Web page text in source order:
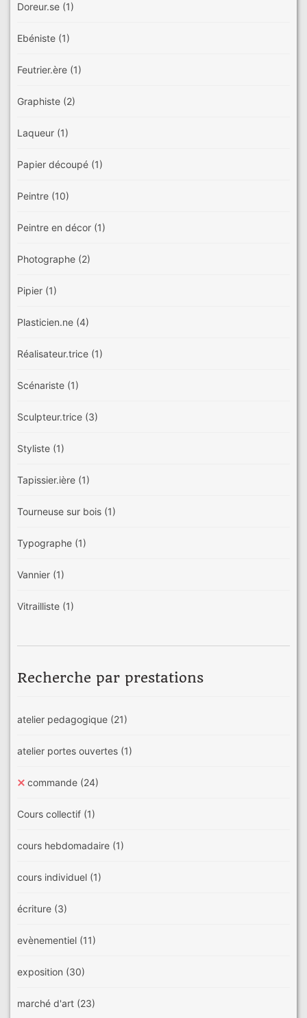
Doreur.se (1)
Ebéniste (1)
Feutrier.ère (1)
Graphiste (2)
Laqueur (1)
Papier découpé (1)
Peintre (10)
Peintre en décor (1)
Photographe (2)
Pipier (1)
Plasticien.ne (4)
Réalisateur.trice (1)
Scénariste (1)
Sculpteur.trice (3)
Styliste (1)
Tapissier.ière (1)
Tourneuse sur bois (1)
Typographe (1)
Vannier (1)
Vitrailliste (1)
Recherche par prestations
atelier pedagogique (21)
atelier portes ouvertes (1)
commande (24)
Cours collectif (1)
cours hebdomadaire (1)
cours individuel (1)
écriture (3)
evènementiel (11)
exposition (30)
marché d'art (23)